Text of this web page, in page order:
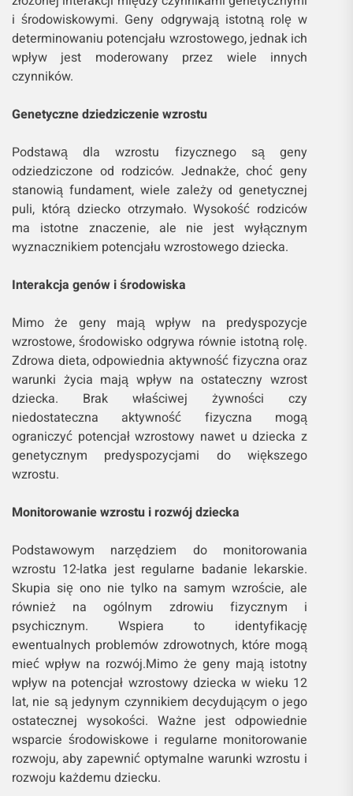
i środowiskowymi. Geny odgrywają istotną rolę w
determinowaniu potencjału wzrostowego, jednak ich
wpływ jest moderowany przez wiele innych
czynników.
Genetyczne dziedziczenie wzrostu
Podstawą dla wzrostu fizycznego są geny
odziedziczone od rodziców. Jednakże, choć geny
stanowią fundament, wiele zależy od genetycznej
puli, którą dziecko otrzymało. Wysokość rodziców
ma istotne znaczenie, ale nie jest wyłącznym
wyznacznikiem potencjału wzrostowego dziecka.
Interakcja genów i środowiska
Mimo że geny mają wpływ na predyspozycje
wzrostowe, środowisko odgrywa równie istotną rolę.
Zdrowa dieta, odpowiednia aktywność fizyczna oraz
warunki życia mają wpływ na ostateczny wzrost
dziecka. Brak właściwej żywności czy
niedostateczna aktywność fizyczna mogą
ograniczyć potencjał wzrostowy nawet u dziecka z
genetycznym predyspozycjami do większego
wzrostu.
Monitorowanie wzrostu i rozwój dziecka
Podstawowym narzędziem do monitorowania
wzrostu 12-latka jest regularne badanie lekarskie.
Skupia się ono nie tylko na samym wzroście, ale
również na ogólnym zdrowiu fizycznym i
psychicznym. Wspiera to identyfikację
ewentualnych problemów zdrowotnych, które mogą
mieć wpływ na rozwój.Mimo że geny mają istotny
wpływ na potencjał wzrostowy dziecka w wieku 12
lat, nie są jedynym czynnikiem decydującym o jego
ostatecznej wysokości. Ważne jest odpowiednie
wsparcie środowiskowe i regularne monitorowanie
rozwoju, aby zapewnić optymalne warunki wzrostu i
rozwoju każdemu dziecku.